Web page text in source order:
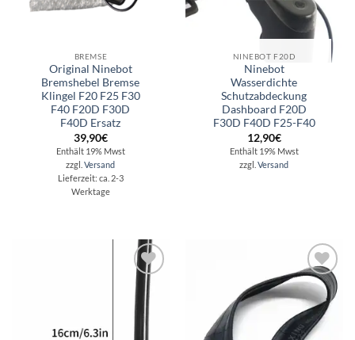
BREMSE
Original Ninebot
Bremshebel Bremse
Klingel F20 F25 F30
F40 F20D F30D
F40D Ersatz
39,90€
Enthält 19% Mwst
zzgl.Versand
Lieferzeit: ca. 2-3
Werktage
NINEBOT F20D
Ninebot
Wasserdichte
Schutzabdeckung
Dashboard F20D
F30D F40D F25-F40
12,90€
Enthält 19% Mwst
zzgl.Versand
Auf die
Wunschliste
Auf die
Wunschliste